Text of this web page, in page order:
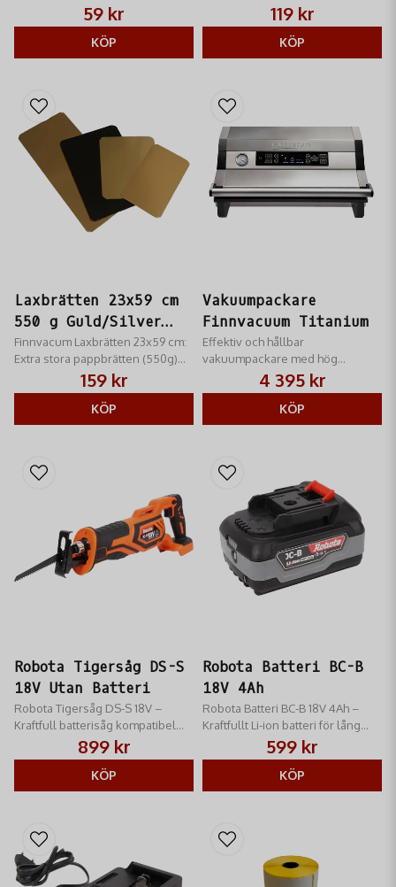
(550g) för portionsförpackning
av lax/chark. Guld/Silver.
Hygienisk presentation.
59 kr
KÖP
(550 g) för försäljning av lax/kött.
Guld/silver. Professionell och
hygienisk presentation
119 kr
KÖP
Laxbrätten 23x59 cm
550 g Guld/Silver
10-p
Finnvacum Laxbrätten 23x59 cm:
Extra stora pappbrätten (550g)
för hela laxsidor/kött.
Guld/Silver. Professionell &
hygienisk presentation.
159 kr
KÖP
Vakuumpackare
Finnvacuum Titanium
Effektiv och hållbar
vakuumpackare med hög
kapacitet och
dubbelsvetsfunktion.
4 395 kr
KÖP
Robota Tigersåg DS-S
18V Utan Batteri
Robota Tigersåg DS-S 18V –
Kraftfull batterisåg kompatibel
med både Robota och Makita 18V.
Verktygslöst bladbyte och
variabel hastighet för rivning.
899 kr
KÖP
Robota Batteri BC-B
18V 4Ah
Robota Batteri BC-B 18V 4Ah –
Kraftfullt Li-ion batteri för lång
drifttid. Med laddningsindikator
och inbyggt skydd för alla Robota
599 kr
KÖP